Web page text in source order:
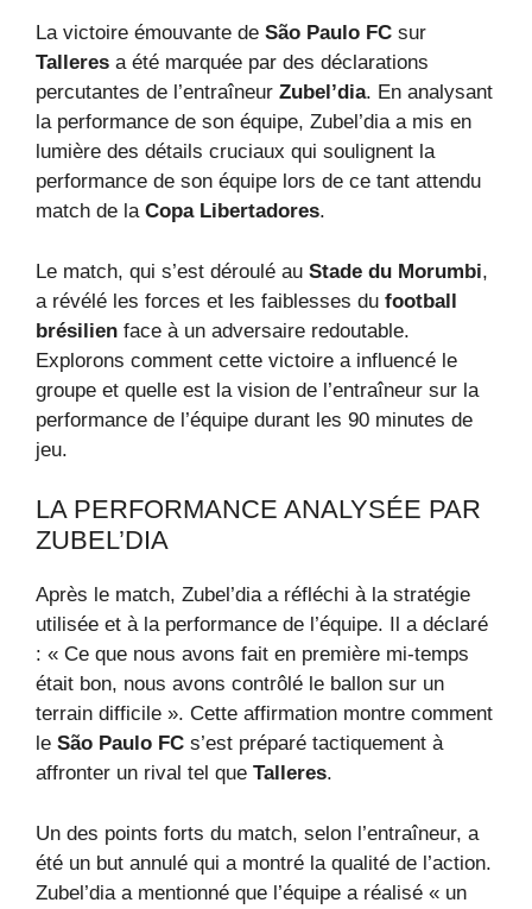
La victoire émouvante de São Paulo FC sur
Talleres a été marquée par des déclarations
percutantes de l’entraîneur Zubel’dia. En analysant
la performance de son équipe, Zubel’dia a mis en
lumière des détails cruciaux qui soulignent la
performance de son équipe lors de ce tant attendu
match de la Copa Libertadores.
Le match, qui s’est déroulé au Stade du Morumbi,
a révélé les forces et les faiblesses du football
brésilien face à un adversaire redoutable.
Explorons comment cette victoire a influencé le
groupe et quelle est la vision de l’entraîneur sur la
performance de l’équipe durant les 90 minutes de
jeu.
LA PERFORMANCE ANALYSÉE PAR
ZUBEL’DIA
Après le match, Zubel’dia a réfléchi à la stratégie
utilisée et à la performance de l’équipe. Il a déclaré
: « Ce que nous avons fait en première mi-temps
était bon, nous avons contrôlé le ballon sur un
terrain difficile ». Cette affirmation montre comment
le São Paulo FC s’est préparé tactiquement à
affronter un rival tel que Talleres.
Un des points forts du match, selon l’entraîneur, a
été un but annulé qui a montré la qualité de l’action.
Zubel’dia a mentionné que l’équipe a réalisé « un